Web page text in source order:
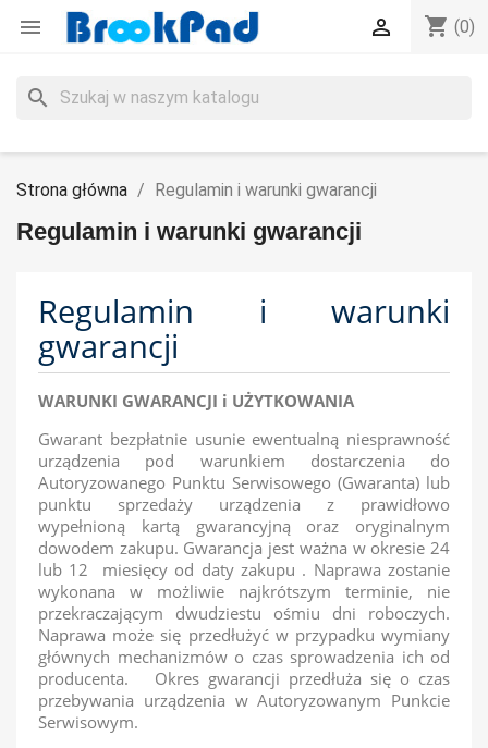
 shopping_cart (0)

search
Strona główna Regulamin i warunki gwarancji
Regulamin i warunki gwarancji
Regulamin i warunki
gwarancji
WARUNKI GWARANCJI i UŻYTKOWANIA
Gwarant bezpłatnie usunie ewentualną niesprawność
urządzenia pod warunkiem dostarczenia do
Autoryzowanego Punktu Serwisowego (Gwaranta) lub
punktu sprzedaży urządzenia z prawidłowo
wypełnioną kartą gwarancyjną oraz oryginalnym
dowodem zakupu. Gwarancja jest ważna w okresie 24
lub 12 miesięcy od daty zakupu . Naprawa zostanie
wykonana w możliwie najkrótszym terminie, nie
przekraczającym dwudziestu ośmiu dni roboczych.
Naprawa może się przedłużyć w przypadku wymiany
głównych mechanizmów o czas sprowadzenia ich od
producenta. Okres gwarancji przedłuża się o czas
przebywania urządzenia w Autoryzowanym Punkcie
Serwisowym.